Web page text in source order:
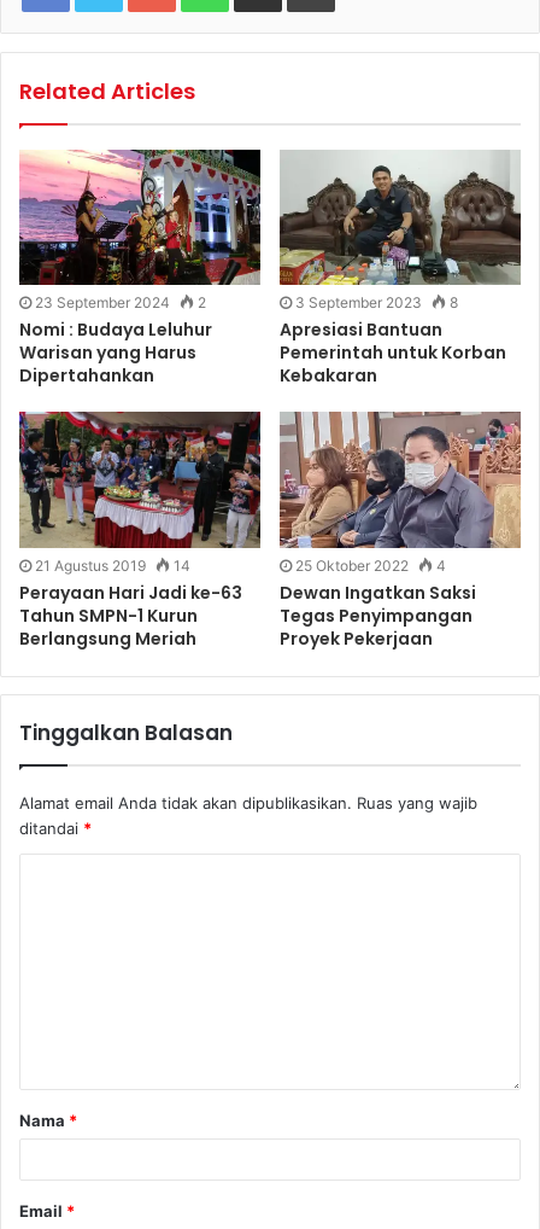
Related Articles
23 September 2024 2
Nomi : Budaya Leluhur
Warisan yang Harus
Dipertahankan
3 September 2023 8
Apresiasi Bantuan
Pemerintah untuk Korban
Kebakaran
21 Agustus 2019 14
Perayaan Hari Jadi ke-63
Tahun SMPN-1 Kurun
Berlangsung Meriah
25 Oktober 2022 4
Dewan Ingatkan Saksi
Tegas Penyimpangan
Proyek Pekerjaan
Tinggalkan Balasan
Alamat email Anda tidak akan dipublikasikan. Ruas yang wajib
ditandai *
Nama *
Email *